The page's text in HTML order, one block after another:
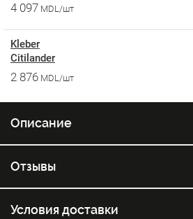
4 097 MDL/шт
Kleber
Citilander
2 876 MDL/шт
Описание
Отзывы
Условия доставки